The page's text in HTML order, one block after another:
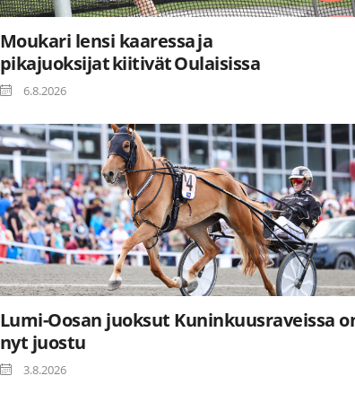
Moukari lensi kaaressa ja
pikajuoksijat kiitivät Oulaisissa
6.8.2026
Lumi-Oosan juoksut Kuninkuusraveissa
nyt juostu
3.8.2026